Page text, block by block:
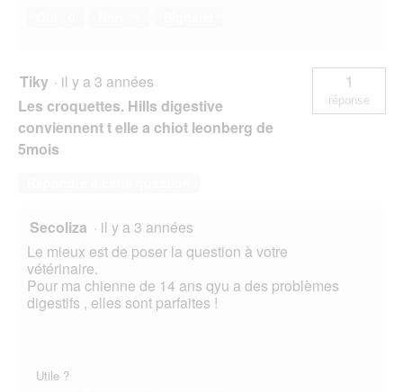
Tiky · il y a 3 années
Les croquettes. Hills digestive
conviennent t elle a chiot leonberg de
5mois
1
réponse
Secoliza · il y a 3 années
Le mieux est de poser la question à votre
vétérinaire.
Pour ma chienne de 14 ans qyu a des problèmes
digestifs , elles sont parfaites !
Utile ?